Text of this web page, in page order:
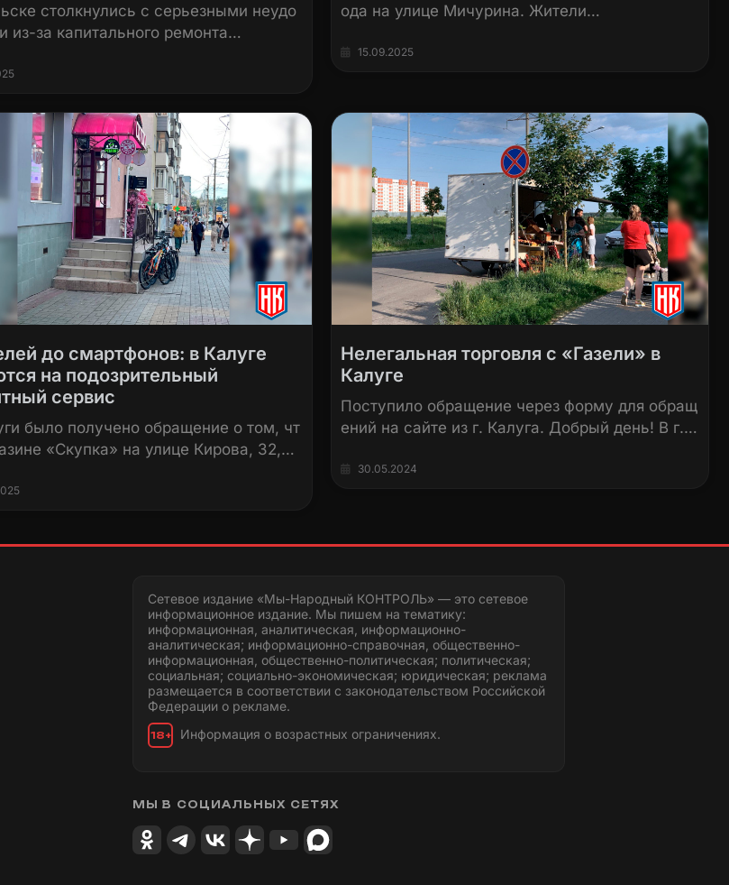
столкнулись с серьезными неудо
из-за капитального ремонта…
ода на улице Мичурина. Жители…
15.09.2025
до смартфонов: в Калуге
на подозрительный
сервис
было получено обращение о том, чт
«Скупка» на улице Кирова, 32,…
Нелегальная торговля с «Газели» в
Калуге
Поступило обращение через форму для обращ
ений на сайте из г. Калуга. Добрый день! В г.…
30.05.2024
Сетевое издание «Мы-Народный КОНТРОЛЬ» — это сетевое
информационное издание. Мы пишем на тематику:
информационная, аналитическая, информационно-
аналитическая; информационно-справочная, общественно-
информационная, общественно-политическая; политическая;
социальная; социально-экономическая; юридическая; реклама
размещается в соответствии с законодательством Российской
Федерации о рекламе.
18+ Информация о возрастных ограничениях.
МЫ В СОЦИАЛЬНЫХ СЕТЯХ